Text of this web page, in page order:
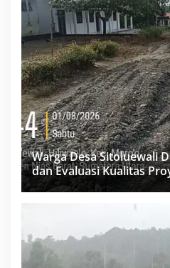
Warga Desa Sitoluewali
dan Evaluasi Kualitas
Minim Informasi